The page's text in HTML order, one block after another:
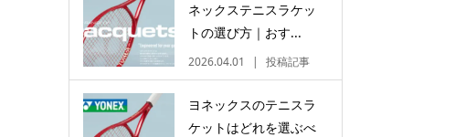
ネックステニスラケッ
トの選び方｜おす...
2026.04.01 投稿記事
ヨネックスのテニスラ
ケットはどれを選ぶべ